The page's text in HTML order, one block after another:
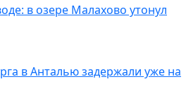
в озере Малахово утонул
в Анталью задержали уже на